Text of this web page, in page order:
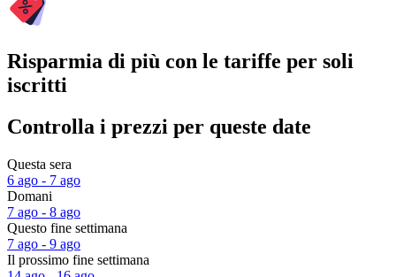
Risparmia di più con le tariffe per soli
iscritti
Controlla i prezzi per queste date
Questa sera
6 ago - 7 ago
Domani
7 ago - 8 ago
Questo fine settimana
7 ago - 9 ago
Il prossimo fine settimana